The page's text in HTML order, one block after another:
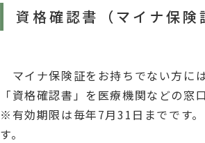
資格確認書（マイナ保険
マイナ保険証をお持ちでない方に
「資格確認書」を医療機関などの窓
※有効期限は毎年7月31日までです
す。